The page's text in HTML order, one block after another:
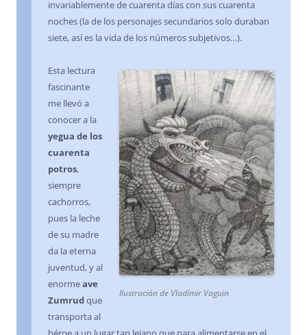
invariablemente de cuarenta días con sus cuarenta
noches (la de los personajes secundarios solo duraban
siete, así es la vida de los números subjetivos…).
Ilustración de Vladímir Vaguin
Esta lectura
fascinante
me llevó a
conocer a la
yegua de los
cuarenta
potros,
siempre
cachorros,
pues la leche
de su madre
da la eterna
juventud, y al
enormeave
Zumrudque
transporta al